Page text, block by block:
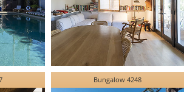
Bungalow 4248